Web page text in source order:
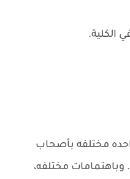
الكلية.
مختلفه بأصحاب
مختلفه،